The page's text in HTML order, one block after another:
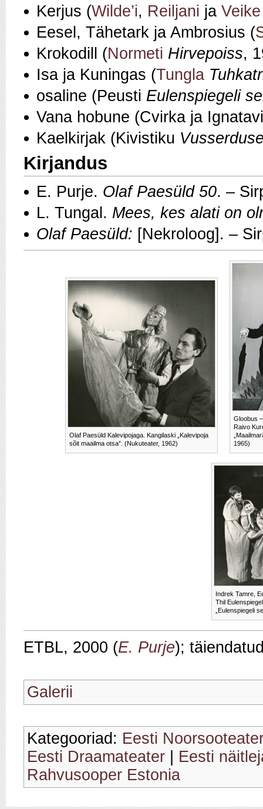
Kerjus (Wilde’i, Reiljani ja Veike
Eesel, Tähetark ja Ambrosius (
Krokodill (Normeti Hirvepoiss,
Isa ja Kuningas (Tungla
osaline (Peusti Eulenspiegeli
Vana hobune (Cvirka ja
Kaelkirjak (Kivistiku
Kirjandus
E. Purje. Olaf Paesüld 50. –
L. Tungal. Mees, kes alati on
Olaf Paesüld: [Nekroloog]. –
Olaf Paesüld Kalevipojaga. Kangilaski „Kalevipoja
sõit maailma otsa”. (Nukuteater, 1962)
Gloobus
Raivo
1965)
Indrek Tamre,
Thil
„Eulenspiegeli
ETBL, 2000 (E. Purje);
Galerii
Kategooriad: Eesti
Eesti Draamateater
Eesti
Rahvusooper Estonia